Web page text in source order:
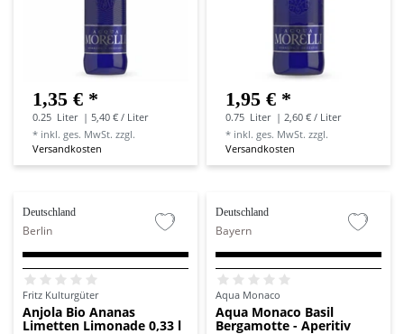
1,35 € *
0.25 Liter | 5,40 € / Liter
* inkl. ges. MwSt. zzgl.
Versandkosten
1,95 € *
0.75 Liter | 2,60 € / Liter
* inkl. ges. MwSt. zzgl.
Versandkosten
Deutschland
Berlin
Fritz Kulturgüter
Anjola Bio Ananas
Limetten Limonade 0,33 l
Deutschland
Bayern
Aqua Monaco
Aqua Monaco Basil
Bergamotte - Aperitiv